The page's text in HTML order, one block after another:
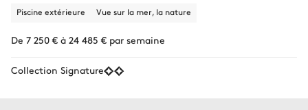
Piscine extérieure Vue sur la mer, la nature
De 7 250 € à 24 485 € par semaine
Collection Signature